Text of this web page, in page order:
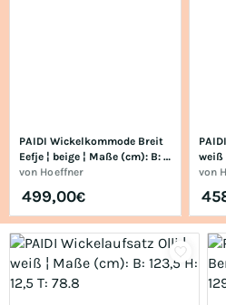
PAIDI Wickelkommode Breit
Eefje ¦ beige ¦ Maße (cm): B:
123,5 H: 93,2 T: 57.1
von Hoeffner
499,00€
weiß
91,9
von